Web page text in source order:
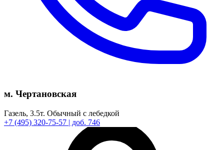
м. Чертановская
Газель, 3.5т. Обычный с лебедкой
+7 (495) 320-75-57 | доб. 746